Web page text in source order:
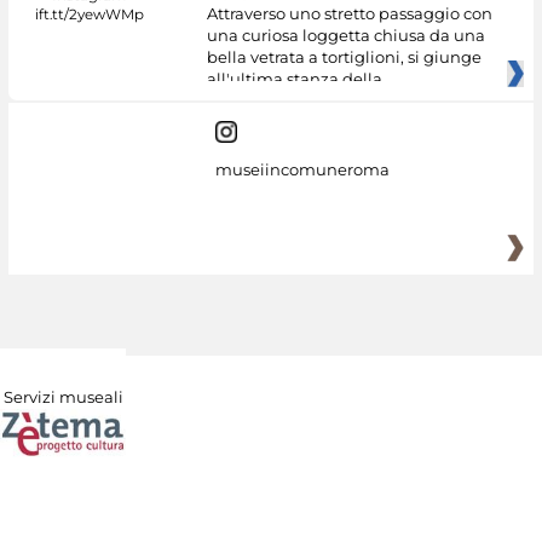
Attraverso uno stretto passaggio con
una curiosa loggetta chiusa da una
bella vetrata a tortiglioni, si giunge
all'ultima stanza della
museiincomuneroma
Servizi museali